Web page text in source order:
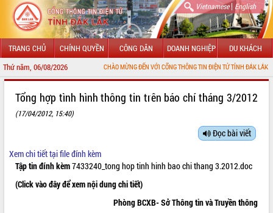
Vietnamese| English
TRANG CHỦ CHÍNH QUYỀN CÔNG DÂN DOANH NGHIỆP DU KHÁCH
Thứ năm, 06/08/2026 CHÀO MỪNG ĐẾN VỚI CỔNG THÔNG TIN ĐIỆN TỬ TỈNH ĐẮK LẮK
LÃNH ĐẠO UBND TỈNH
SỞ, BAN, NGÀNH
UBND CÁC XÃ, PHƯỜNG
Tổng hợp tình hình thông tin trên báo chí tháng 3/2012
(17/04/2012, 15:40)
Đọc bài viết
Xem chi tiết tại file đính kèm
Tập tin đính kèm7433240_tong hop tinh hinh bao chi thang 3.2012.doc
(Click vào đây để xem nội dung chi tiết)
Phòng BCXB- Sở Thông tin và Truyền thông